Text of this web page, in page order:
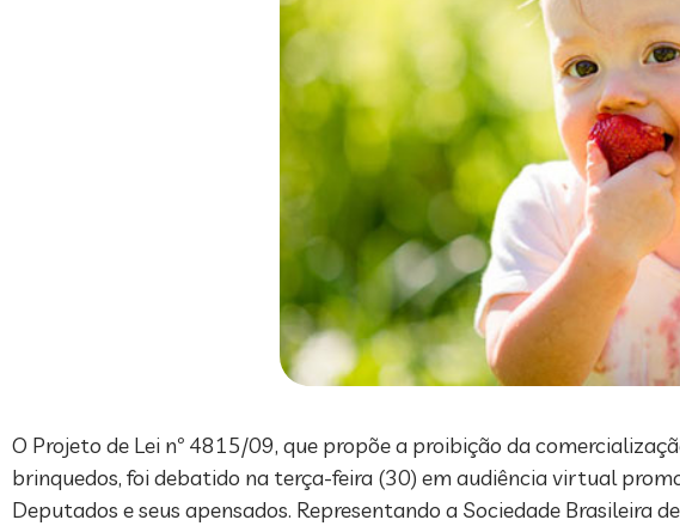
O Projeto de Lei nº 4815/09, que propõe a proibição da
brinquedos, foi debatido na terça-feira (30) em audiência virtual
Deputados e seus apensados. Representando a Sociedade